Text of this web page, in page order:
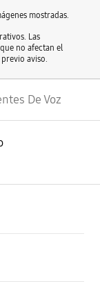
mostradas.
Las
no afectan el
aviso.
De Voz